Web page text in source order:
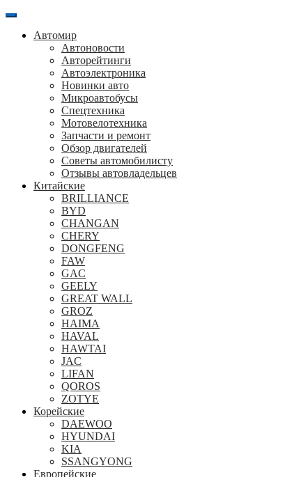
Перейти
содержанию
Автомир
Автоновости
Авторейтинги
Автоэлектроника
Новинки авто
Микроавтобусы
Спецтехника
Мотовелотехника
Запчасти и ремонт
Обзор двигателей
Советы автомобилисту
Отзывы автовладельцев
Китайские
BRILLIANCE
BYD
CHANGAN
CHERY
DONGFENG
FAW
GAC
GEELY
GREAT WALL
GROZ
HAIMA
HAVAL
HAWTAI
JAC
LIFAN
QOROS
ZOTYE
Корейские
DAEWOO
HYUNDAI
KIA
SSANGYONG
Европейские